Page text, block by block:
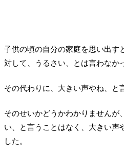
子供の頃の自分の家庭を思い出す
対して、うるさい、とは言わなか
その代わりに、大きい声やね、と
そのせいかどうかわかりませんが
い、と言うことはなく、大きい声
した。